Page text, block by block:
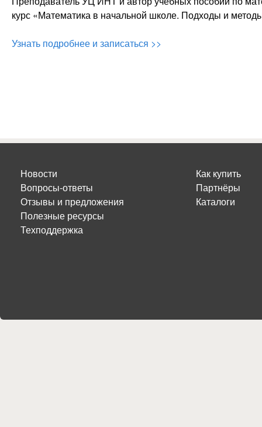
курс «Математика в начальной школе. Подходы и
Узнать подробнее и записаться >>
Новости
Вопросы-ответы
Отзывы и предложения
Полезные ресурсы
Техподдержка
Как купить
Партнёры
Каталоги